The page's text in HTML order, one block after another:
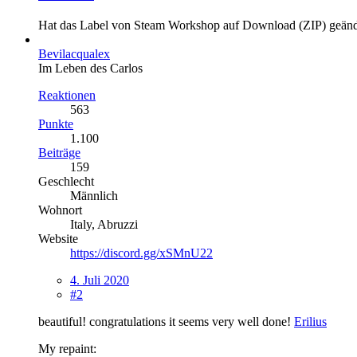
Hat das Label von Steam Workshop aufDownload (ZIP)
Bevilacqualex
Im Leben des Carlos
Reaktionen
563
Punkte
1.100
Beiträge
159
Geschlecht
Männlich
Wohnort
Italy, Abruzzi
Website
https://discord.gg/xSMnU22
4. Juli 2020
#2
beautiful! congratulations it seems very well done! Erilius
My repaint: